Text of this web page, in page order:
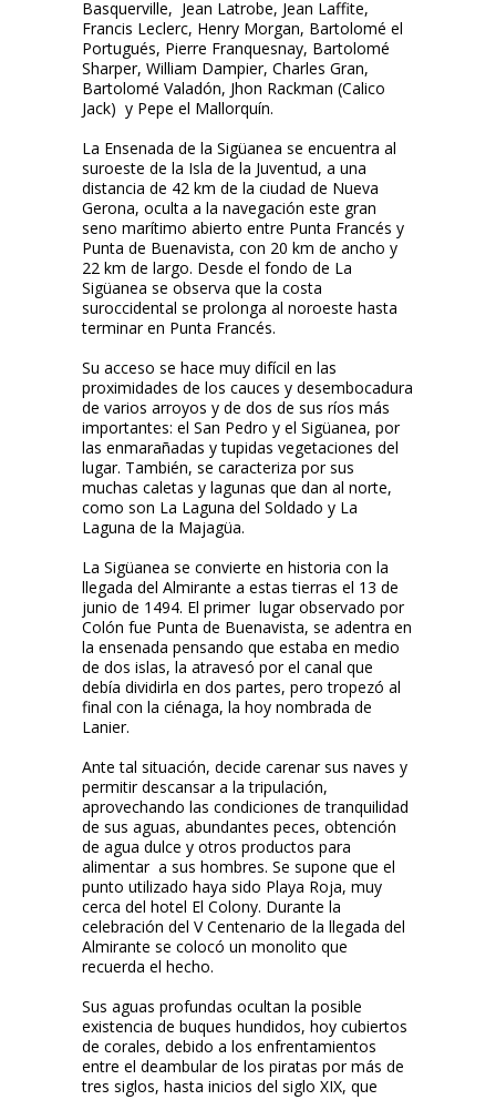
Basquerville, Jean Latrobe, Jean Laffite,
Francis Leclerc, Henry Morgan, Bartolomé el
Portugués, Pierre Franquesnay, Bartolomé
Sharper, William Dampier, Charles Gran,
Bartolomé Valadón, Jhon Rackman (Calico
Jack) y Pepe el Mallorquín.
La Ensenada de la Sigüanea se encuentra al
suroeste de la Isla de la Juventud, a una
distancia de 42 km de la ciudad de Nueva
Gerona, oculta a la navegación este gran
seno marítimo abierto entre Punta Francés y
Punta de Buenavista, con 20 km de ancho y
22 km de largo. Desde el fondo de La
Sigüanea se observa que la costa
suroccidental se prolonga al noroeste hasta
terminar en Punta Francés.
Su acceso se hace muy difícil en las
proximidades de los cauces y desembocadura
de varios arroyos y de dos de sus ríos más
importantes: el San Pedro y el Sigüanea, por
las enmarañadas y tupidas vegetaciones del
lugar. También, se caracteriza por sus
muchas caletas y lagunas que dan al norte,
como son La Laguna del Soldado y La
Laguna de la Majagüa.
La Sigüanea se convierte en historia con la
llegada del Almirante a estas tierras el 13 de
junio de 1494. El primer lugar observado por
Colón fue Punta de Buenavista, se adentra en
la ensenada pensando que estaba en medio
de dos islas, la atravesó por el canal que
debía dividirla en dos partes, pero tropezó al
final con la ciénaga, la hoy nombrada de
Lanier.
Ante tal situación, decide carenar sus naves y
permitir descansar a la tripulación,
aprovechando las condiciones de tranquilidad
de sus aguas, abundantes peces, obtención
de agua dulce y otros productos para
alimentar a sus hombres. Se supone que el
punto utilizado haya sido Playa Roja, muy
cerca del hotel El Colony. Durante la
celebración del V Centenario de la llegada del
Almirante se colocó un monolito que
recuerda el hecho.
Sus aguas profundas ocultan la posible
existencia de buques hundidos, hoy cubiertos
de corales, debido a los enfrentamientos
entre el deambular de los piratas por más de
tres siglos, hasta inicios del siglo XIX, que